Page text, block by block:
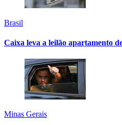
Brasil
Caixa leva a leilão apartamento
Minas Gerais